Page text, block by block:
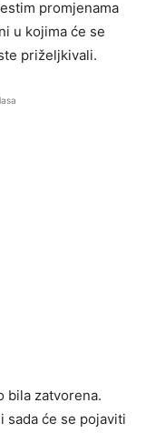
promjenama
u kojima će se
priželjkivali.
bila zatvorena.
će se pojaviti